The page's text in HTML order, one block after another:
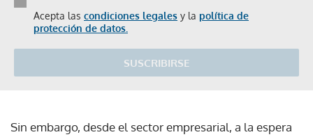
Acepta las condiciones legales y la política de
protección de datos.
SUSCRIBIRSE
Sin embargo, desde el sector empresarial, a la espera